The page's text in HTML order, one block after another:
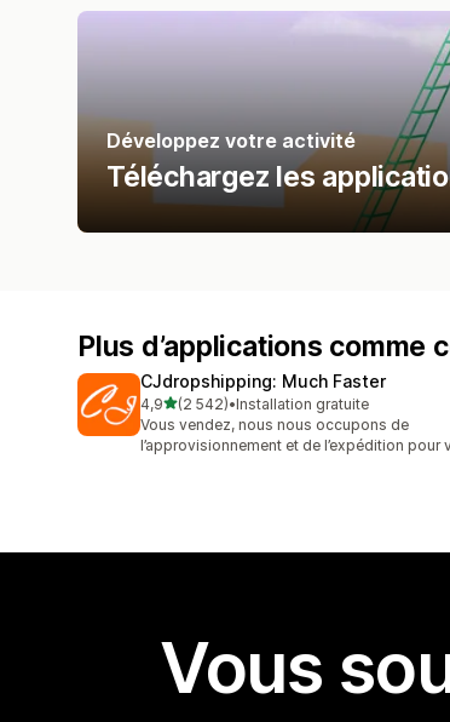
Développez votre activité
Téléchargez les
Plus d’applications comme
CJdropshipping: Much Faster
4,9étoile(s) sur 5
(2 542)
2542 avis au total
•Installation gratuite
Vous vendez, nous nous occupons de
l’approvisionnement et de l’expédition pour
Vous